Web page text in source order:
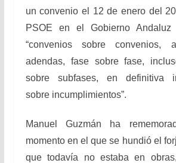
un convenio el 12 de enero del
PSOE en el Gobierno Andaluz
“convenios sobre convenios,
adendas, fase sobre fase,
sobre subfases, en definitiva
sobre incumplimientos”.
Manuel Guzmán ha
momento en el que se hundió el
que todavía no estaba en